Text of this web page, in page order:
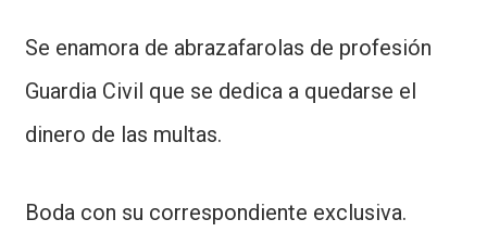
Se enamora de abrazafarolas de profesión
Guardia Civil que se dedica a quedarse el
dinero de las multas.
Boda con su correspondiente exclusiva.